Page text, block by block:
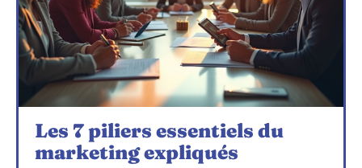
Les 7 piliers essentiels du
marketing expliqués